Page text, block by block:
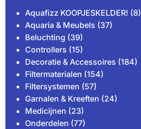
Aquafizz KOOPJESKELDER! (8)
Aquaria & Meubels (37)
Beluchting (39)
Controllers (15)
Decoratie & Accessoires (184)
Filtermaterialen (154)
Filtersystemen (57)
Garnalen & Kreeften (24)
Medicijnen (23)
Onderdelen (77)